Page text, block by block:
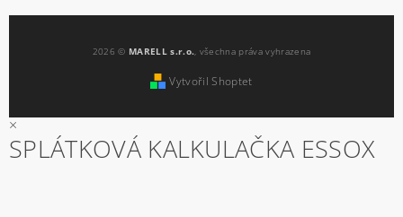
2026 © MARELL s.r.o. , všechna práva vyhrazena
Vytvořil Shoptet
×
SPLÁTKOVÁ KALKULAČKA ESSOX